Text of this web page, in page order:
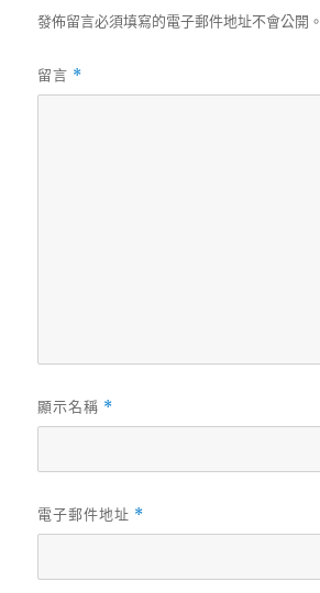
發佈留言必須填寫的電子郵件地址不會公開。
留言 *
顯示名稱 *
電子郵件地址 *